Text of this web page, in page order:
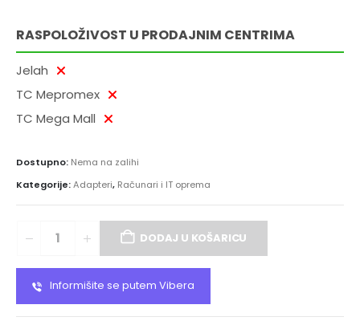
RASPOLOŽIVOST U PRODAJNIM CENTRIMA
Jelah
TC Mepromex
TC Mega Mall
Dostupno: Nema na zalihi
Kategorije:Adapteri, Računari i IT oprema
DODAJ U KOŠARICU
Informišite se putem Vibera